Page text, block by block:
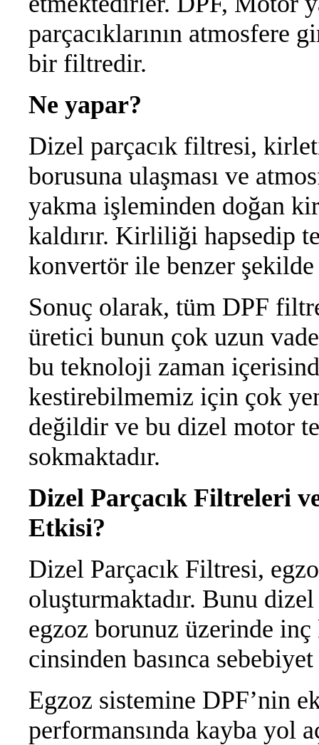
parçacıklarının atmosfere
bir filtredir.
Ne yapar?
Dizel parçacık filtresi,
borusuna ulaşması ve
yakma işleminden doğan
kaldırır. Kirliliği hapsedip
konvertör ile benzer şekilde
Sonuç olarak, tüm DPF
üretici bunun çok uzun
bu teknoloji zaman
kestirebilmemiz için çok
değildir ve bu dizel motor
sokmaktadır.
Dizel Parçacık Filtreleri
Etkisi?
Dizel Parçacık Filtresi,
oluşturmaktadır. Bunu
egzoz borunuz üzerinde
cinsinden basınca
Egzoz sistemine DPF’nin
performansında kayba yol